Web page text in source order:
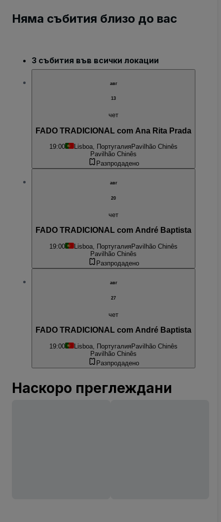
Няма събития близо до вас
3 събития във всички локации
авг
13
чет
FADO TRADICIONAL com Ana Rita Prada
19:00 Lisboa, Португалия Pavilhão Chinês
Pavilhão Chinês
Разпродадено
авг
20
чет
FADO TRADICIONAL com André Baptista
19:00 Lisboa, Португалия Pavilhão Chinês
Pavilhão Chinês
Разпродадено
авг
27
чет
FADO TRADICIONAL com André Baptista
19:00 Lisboa, ПортугалияPavilhão Chinês
Pavilhão Chinês
Разпродадено
Наскоро преглеждани